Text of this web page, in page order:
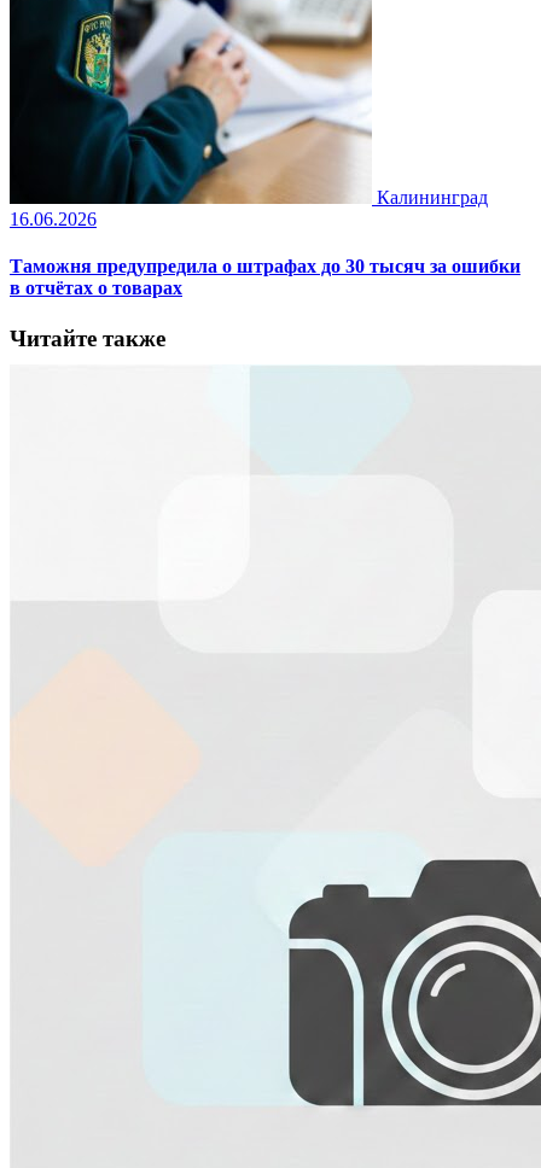
Калининград
16.06.2026
Таможня предупредила о штрафах до 30 тысяч за ошибки
в отчётах о товарах
Читайте также